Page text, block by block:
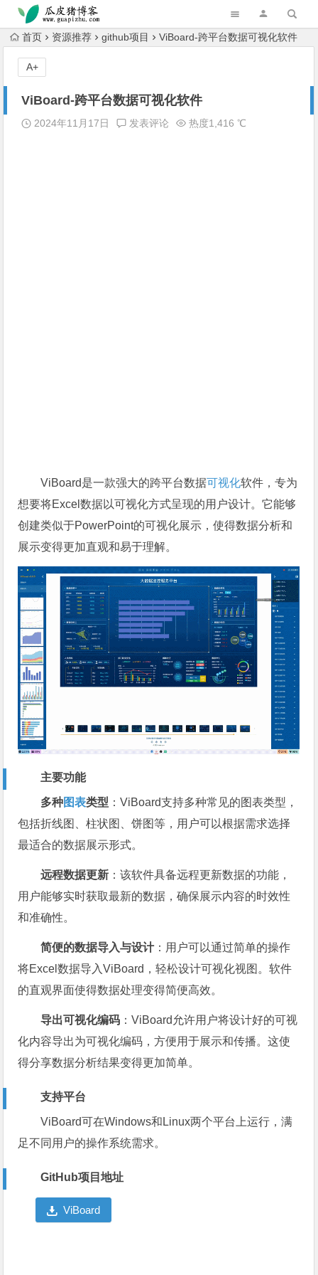
跳转到主内容
首页 资源推荐 github项目 ViBoard-跨平台数据可视化软件
ViBoard-跨平台数据可视化软件
2024年11月17日 发表评论 热度1,416 ℃
ViBoard是一款强大的跨平台数据可视化软件，专为
想要将Excel数据以可视化方式呈现的用户设计。它能够
创建类似于PowerPoint的可视化展示，使得数据分析和
展示变得更加直观和易于理解。
主要功能
多种图表类型 ：ViBoard支持多种常见的图表类型，
包括折线图、柱状图、饼图等，用户可以根据需求选择
最适合的数据展示形式。
远程数据更新 ：该软件具备远程更新数据的功能，
用户能够实时获取最新的数据，确保展示内容的时效性
和准确性。
简便的数据导入与设计：用户可以通过简单的操作
将Excel数据导入ViBoard，轻松设计可视化视图。软件
的直观界面使得数据处理变得简便高效。
导出可视化编码 ：ViBoard允许用户将设计好的可视
化内容导出为可视化编码，方便用于展示和传播。这使
得分享数据分析结果变得更加简单。
支持平台
ViBoard可在Windows和Linux两个平台上运行，满
足不同用户的操作系统需求。
GitHub项目地址
ViBoard
A+